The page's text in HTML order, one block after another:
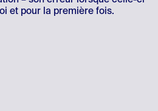
et pour la première fois.